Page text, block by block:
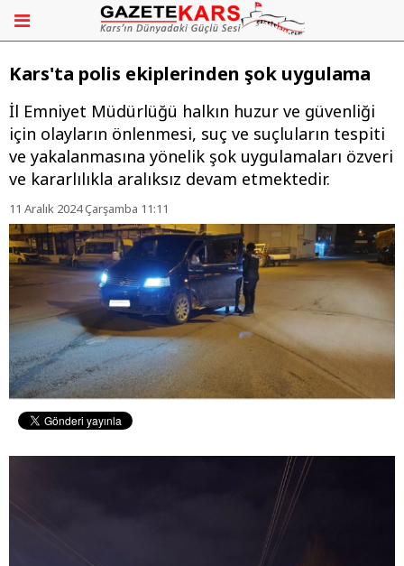
Kars'ta polis ekiplerinden şok uygulama
İl Emniyet Müdürlüğü halkın huzur ve güvenliği
için olayların önlenmesi, suç ve suçluların tespiti
ve yakalanmasına yönelik şok uygulamaları özveri
ve kararlılıkla aralıksız devam etmektedir.
11 Aralık 2024 Çarşamba 11:11